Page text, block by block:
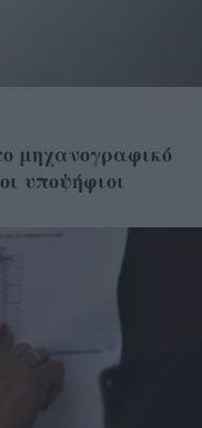
μηχανογραφικό
υποψήφιοι